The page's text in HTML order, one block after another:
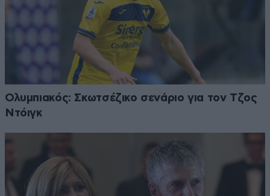
Ολυμπιακός: Σκωτσέζικο σενάριο για τον Τζος
Ντόιγκ